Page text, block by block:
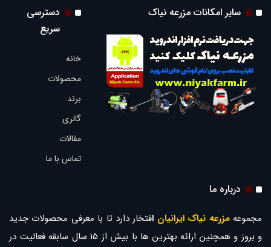
سایر امکانات مزرعه نیاک
دسترسی
سریع
خانه
محصولات
برند
گالری
مقالات
تماس با ما
درباره ما
مجموعهمزرعه نیاک ایرانیان افتخار دارد تا با معرفی محصولات جدید
و بروز و همچنین ارائه بهترین ها با بیش از 15 سال سابقه فعالیت در